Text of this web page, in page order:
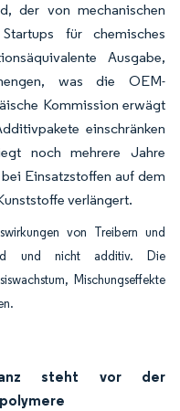
der von mechanischen
für chemisches
Ausgabe,
was die OEM-
Kommission erwägt
einschränken
noch mehrere Jahre
Einsatzstoffen auf dem
verlängert.
von Treibern und
und nicht additiv. Die
Mischungseffekte
steht vor der